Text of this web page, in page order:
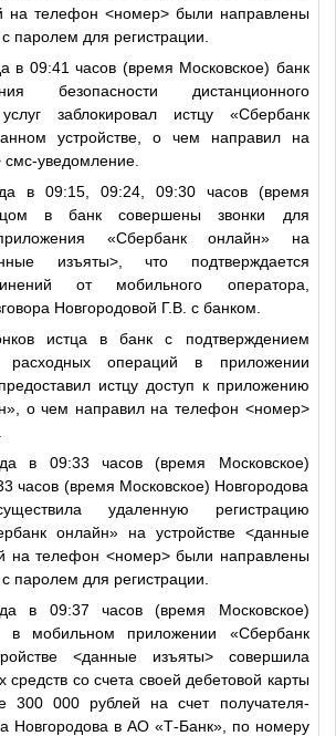
телефон <номер>были направлены
паролем для регистрации.
в 09:41 часов (время Московское) банк
безопасности дистанционного
заблокировал истцу «Сбербанк
устройстве, о чем направил на
смс-уведомление.
в 09:15, 09:24, 09:30 часов (время
в банк совершены звонки для
приложения «Сбербанк онлайн» на
изъяты>, что подтверждается
от мобильного оператора,
Новгородовой Г.В. с банком.
истца в банк с подтверждением
операций в приложении
истцу доступ к приложению
о чем направил на телефон <номер>
в 09:33 часов (время Московское)
часов (время Московское) Новгородова
удаленную регистрацию
онлайн» на устройстве <данные
на телефон <номер>были направлены
паролем для регистрации.
в 09:37 часов (время Московское)
в мобильном приложении «Сбербанк
<данные изъяты>совершила
средств со счета своей дебетовой карты
000 рублей на счет получателя-
Новгородова в АО «Т-Банк», по номеру